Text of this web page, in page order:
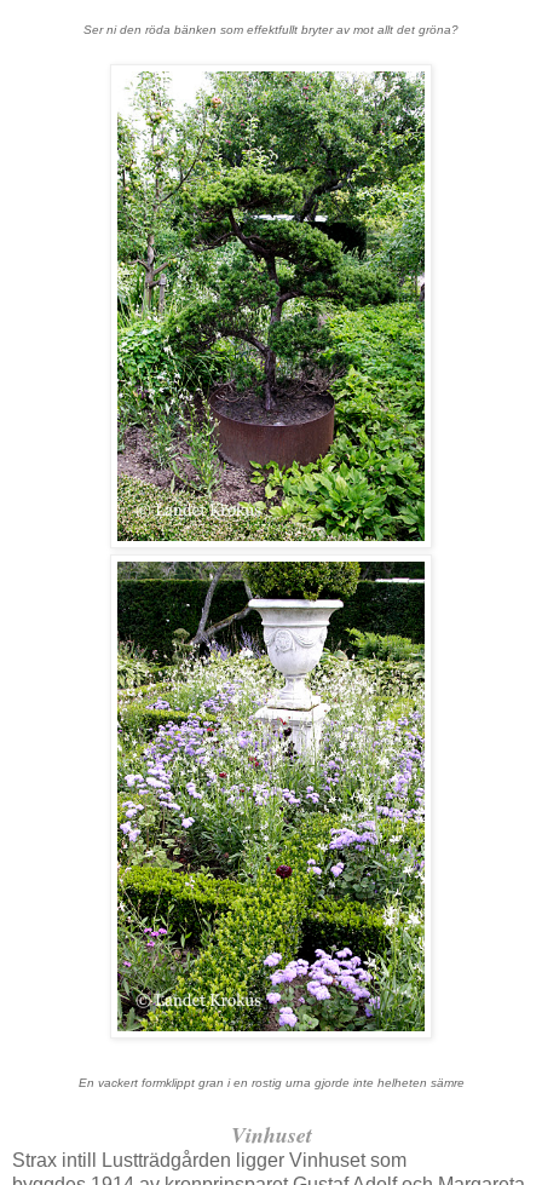
Ser ni den röda bänken som effektfullt bryter av mot allt det gröna?
En vackert formklippt gran i en rostig urna gjorde inte helheten sämre
Vinhuset
Strax intill Lustträdgården ligger Vinhuset som